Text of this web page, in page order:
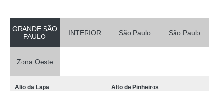
GRANDE SÃO
PAULO
INTERIOR São Paulo São Paulo
Zona Oeste
Alto da Lapa Alto de Pinheiros